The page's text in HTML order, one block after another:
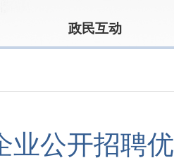
政民互动
业公开招聘优